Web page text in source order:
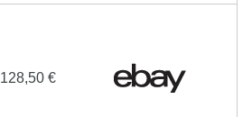
128,50 €